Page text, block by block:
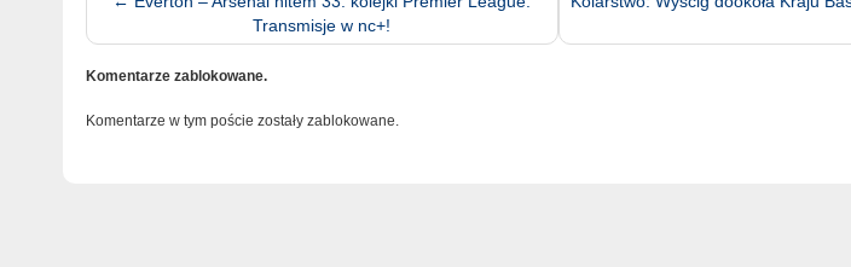
Transmisje w nc+!
Komentarze zablokowane.
Komentarze w tym poście zostały zablokowane.